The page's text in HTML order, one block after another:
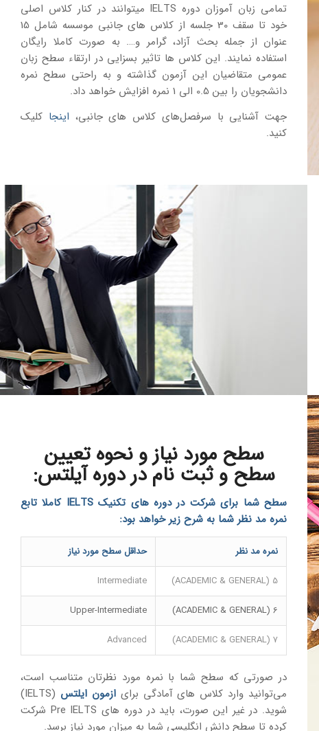
تمامی زبان آموزان دوره IELTS میتوانند در کنار کلاس اصلی
خود تا سقف 30 جلسه از کلاس های جانبی موسسه شامل 15
عنوان از جمله بحث آزاد، گرامر و…. به صورت کاملا رایگان
استفاده نمایند. این کلاس ها تاثیر بسزایی در ارتقاء سطح زبان
عمومی متقاضیان این آزمون گذاشته و به راحتی سطح نمره
دانشجویان را بین 0.5 الی 1 نمره افزایش خواهد داد.
جهت آشنایی با سرفصل‌های کلاس های جانبی، اینجا کلیک
کنید.
سطح مورد نیاز و نحوه تعیین
سطح و ثبت نام در دوره آیلتس:
سطح شما برای شرکت در دوره های تکنیکIELTS کاملا تابع
نمره مد نظر شما به شرح زیر خواهد بود:
نمره مد نظر حداقل سطح مورد نیاز
5 (ACADEMIC & GENERAL)
Intermediate
6 (ACADEMIC & GENERAL)
Upper-Intermediate
7 (ACADEMIC & GENERAL)
Advanced
در صورتی که سطح شما با نمره مورد نظرتان متناسب است،
می‌توانید وارد کلاس های آمادگی برایازمون ایلتس
(IELTS)
شوید. در غیر این صورت، باید در دوره های Pre IELTS شرکت
کرده تا سطح دانش انگلیسی شما به میزان مورد نیاز برسد.